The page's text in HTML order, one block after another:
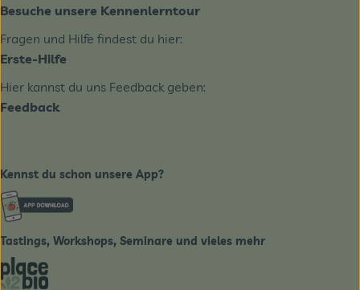
Besuche unsere Kennenlerntour
Fragen und Hilfe findest du hier:
Erste-Hilfe
Hier kannst du uns Feedback geben:
Feedback
Kennst du schon unsere App?
Externer Link zu https://www.biobote-
Tastings, Workshops, Seminare und vieles mehr
Externer Link zu https://place2bio.de/